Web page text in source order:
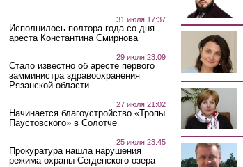
31 июля 17:37
Исполнилось полтора года со дня
ареста Константина Смирнова
29 июля 23:09
Стало известно об аресте первого
замминистра здравоохранения
Рязанской области
27 июля 21:02
Начинается благоустройство «Тропы
Паустовского» в Солотче
25 июля 23:45
Прокуратура нашла нарушения
режима охраны Сегденского озера